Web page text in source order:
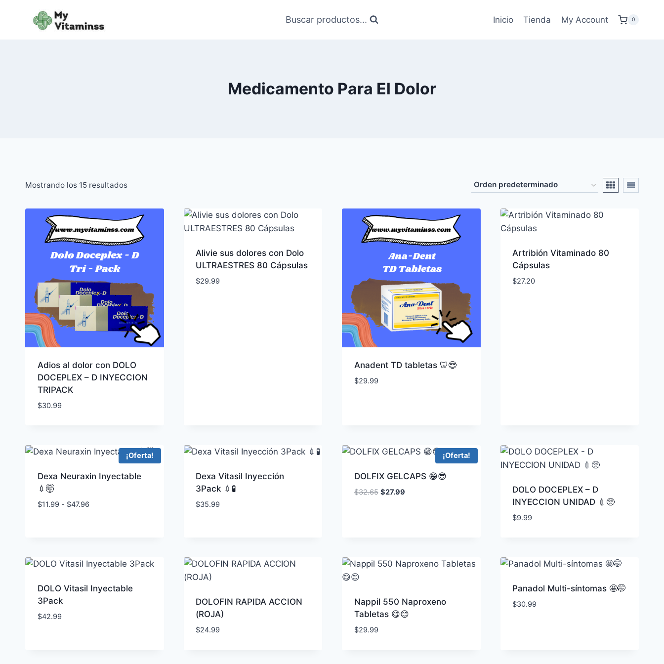
Buscar productos... Inicio Tienda My Account 0
Medicamento Para El Dolor
Mostrando los 15 resultados
Adios al dolor con DOLO
DOCEPLEX – D INYECCION
TRIPACK
$30.99
Alivie sus dolores con Dolo
ULTRAESTRES 80 Cápsulas
$29.99
Anadent TD tabletas 🦷😎
$29.99
Artribión Vitaminado 80
Cápsulas
$27.20
¡Oferta!
Dexa Neuraxin Inyectable
💉🤯
$11.99 - $47.96Rango
hasta
Dexa Vitasil Inyección
3Pack 💉🧪
$35.99
¡Oferta!
DOLFIX GELCAPS 😁😎
$32.65 El
$27.99El
DOLO DOCEPLEX – D
INYECCION UNIDAD 💉🥺
$9.99
DOLO Vitasil Inyectable
3Pack
$42.99
DOLOFIN RAPIDA ACCION
(ROJA)
$24.99
Nappil 550 Naproxeno
Tabletas 😋😊
$29.99
Panadol Multi-síntomas 🤩🤭
$30.99